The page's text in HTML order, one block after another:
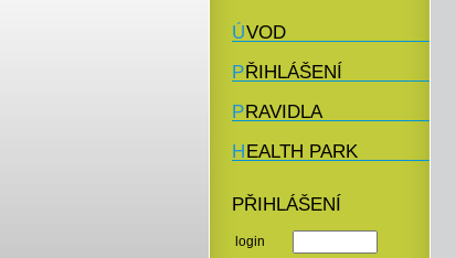
ÚVOD
PŘIHLÁŠENÍ
PRAVIDLA
HEALTH PARK
PŘIHLÁŠENÍ
login